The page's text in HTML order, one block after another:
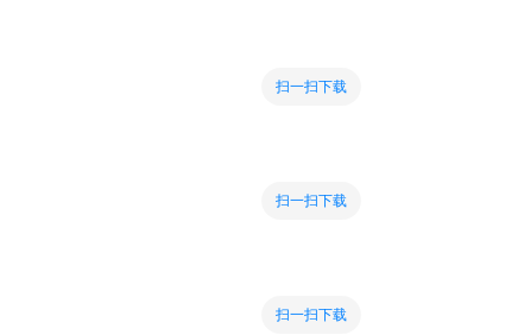
扫一扫下载
扫一扫下载
扫一扫下载